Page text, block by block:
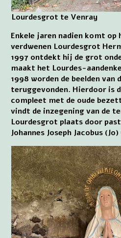
Lourdesgrot te Venray
Enkele jaren nadien komt op
verdwenen Lourdesgrot
1997 ontdekt hij de grot
maakt het Lourdes-
1998 worden de beelden van
teruggevonden. Hierdoor is
compleet met de oude
vindt de inzegening van de
Lourdesgrot plaats door
Johannes Joseph Jacobus